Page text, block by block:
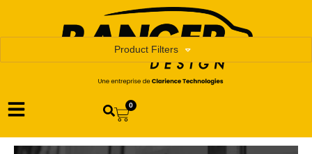
0
Product Filters